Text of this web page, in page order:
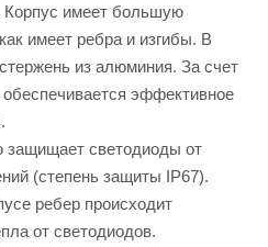
Корпус имеет большую
имеет ребра и изгибы. В
из алюминия. За счет
обеспечивается эффективное
защищает светодиоды от
(степень защиты IP67).
ребер происходит
от светодиодов.